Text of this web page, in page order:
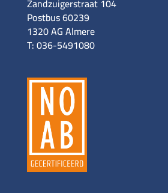
Zandzuigerstraat 104
Postbus 60239
1320 AG Almere
T: 036-5491080